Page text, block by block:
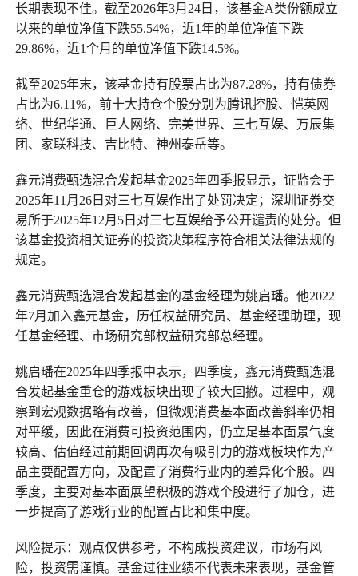
长期表现不佳。截至2026年3月24日，该基金A类份额成立
以来的单位净值下跌55.54%，近1年的单位净值下跌
29.86%，近1个月的单位净值下跌14.5%。
截至2025年末，该基金持有股票占比为87.28%，持有债券
占比为6.11%，前十大持仓个股分别为腾讯控股、恺英网
络、世纪华通、巨人网络、完美世界、三七互娱、万辰集
团、家联科技、吉比特、神州泰岳等。
鑫元消费甄选混合发起基金2025年四季报显示，证监会于
2025年11月26日对三七互娱作出了处罚决定；深圳证券交
易所于2025年12月5日对三七互娱给予公开谴责的处分。但
该基金投资相关证券的投资决策程序符合相关法律法规的
规定。
鑫元消费甄选混合发起基金的基金经理为姚启璠。他2022
年7月加入鑫元基金，历任权益研究员、基金经理助理，现
任基金经理、市场研究部权益研究部总经理。
姚启璠在2025年四季报中表示，四季度，鑫元消费甄选混
合发起基金重仓的游戏板块出现了较大回撤。过程中，观
察到宏观数据略有改善，但微观消费基本面改善斜率仍相
对平缓，因此在消费可投资范围内，仍立足基本面景气度
较高、估值经过前期回调再次有吸引力的游戏板块作为产
品主要配置方向，及配置了消费行业内的差异化个股。四
季度，主要对基本面展望积极的游戏个股进行了加仓，进
一步提高了游戏行业的配置占比和集中度。
风险提示：观点仅供参考，不构成投资建议，市场有风
险，投资需谨慎。基金过往业绩不代表未来表现，基金管